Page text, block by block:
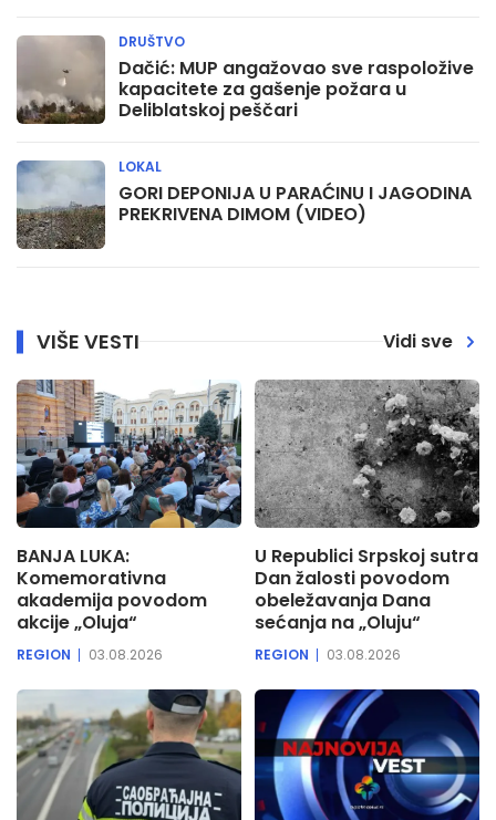
Dačić: MUP angažovao sve raspoložive
kapacitete za gašenje požara u
Deliblatskoj peščari
DRUŠTVO
GORI DEPONIJA U PARAĆINU I JAGODINA
PREKRIVENA DIMOM (VIDEO)
LOKAL
VIŠE VESTI Vidi sve
BANJA LUKA:
Komemorativna
akademija povodom
akcije „Oluja“
REGION 03.08.2026
U Republici Srpskoj sutra
Dan žalosti povodom
obeležavanja Dana
sećanja na „Oluju“
REGION 03.08.2026